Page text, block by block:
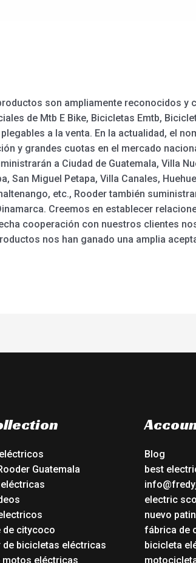
son ampliamente reconocidos y
de Mtb E Bike, Bicicletas Emtb,
a la venta. En la actualidad, el
y grandes cuotas en el mercado
a Ciudad de Guatemala, Villa
San Miguel Petapa, Villa Canales,
etc., Rooder también
Creemos en establecer
cooperación con nuestros clientes
nos han ganado una amplia
Guatemala
citycoco
de bicicletas eléctricas
eléctricas
Blog
best
electric
nuevo
fábrica de
bicicleta